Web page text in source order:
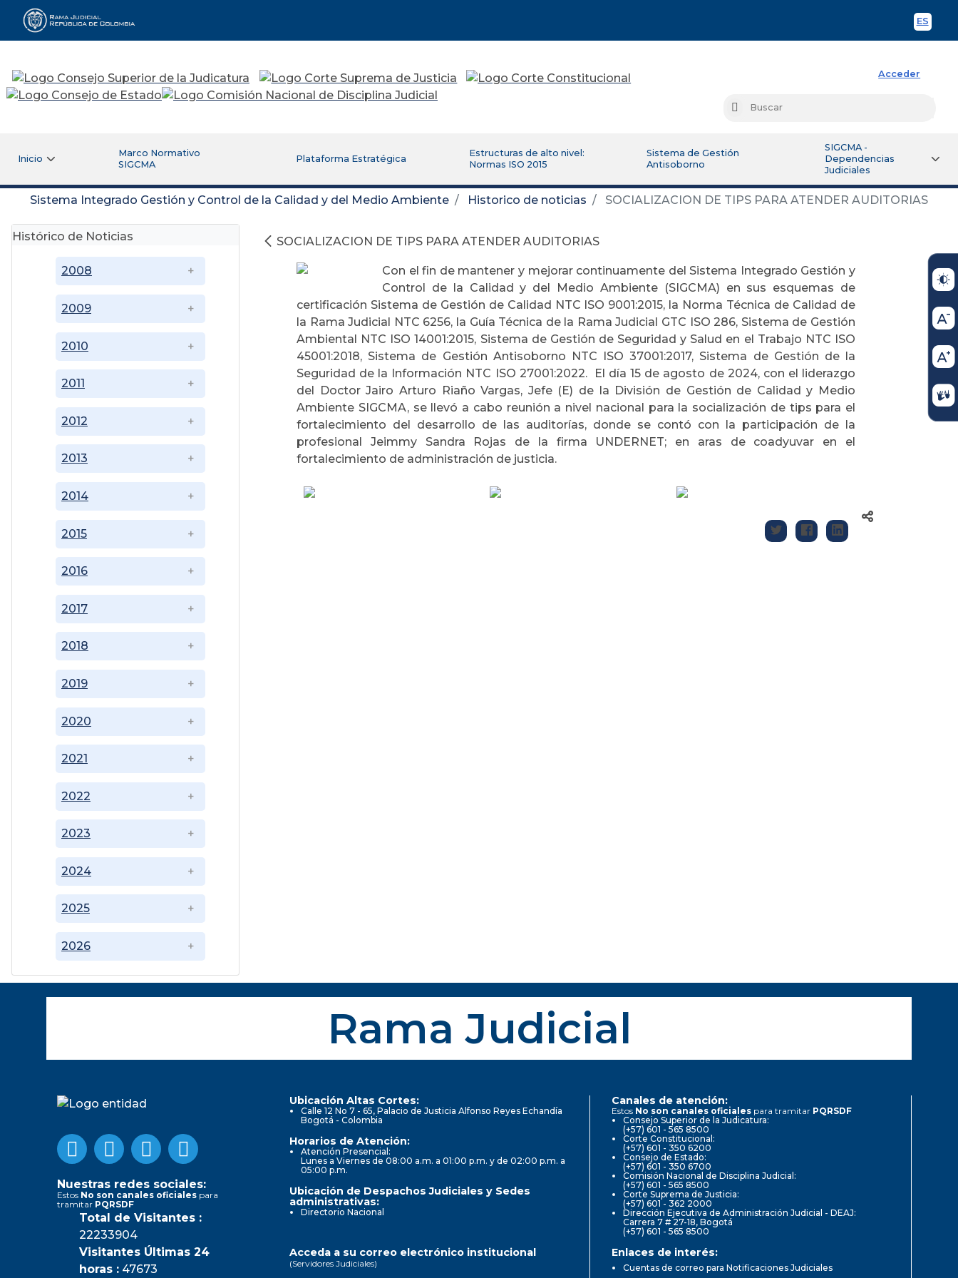
ES
Rama Judicial
Acceder
Buscar
Inicio
Marco Normativo
SIGCMA
Plataforma Estratégica
Estructuras de alto nivel:
Normas ISO 2015
Sistema de Gestión
Antisoborno
SIGCMA -
Dependencias
Judiciales
Sistema Integrado Gestión y Control de la Calidad y del Medio Ambiente Historico de noticias SOCIALIZACION DE TIPS PARA ATENDER AUDITORIAS
Histórico de Noticias
2008
2009
2010
2011
2012
2013
2014
2015
2016
2017
2018
2019
2020
2021
2022
2023
2024
2025
2026
SOCIALIZACION DE TIPS PARA ATENDER AUDITORIAS
Con el fin de mantener y mejorar continuamente del Sistema Integrado Gestión y
Control de la Calidad y del Medio Ambiente (SIGCMA) en sus esquemas de
certificación Sistema de Gestión de Calidad NTC ISO 9001:2015, la Norma Técnica de Calidad de
la Rama Judicial NTC 6256, la Guía Técnica de la Rama Judicial GTC ISO 286, Sistema de Gestión
Ambiental NTC ISO 14001:2015, Sistema de Gestión de Seguridad y Salud en el Trabajo NTC ISO
45001:2018, Sistema de Gestión Antisoborno NTC ISO 37001:2017, Sistema de Gestión de la
Seguridad de la Información NTC ISO 27001:2022. El día 15 de agosto de 2024, con el liderazgo
del Doctor Jairo Arturo Riaño Vargas, Jefe (E) de la División de Gestión de Calidad y Medio
Ambiente SIGCMA, se llevó a cabo reunión a nivel nacional para la socialización de tips para el
fortalecimiento del desarrollo de las auditorías, donde se contó con la participación de la
profesional Jeimmy Sandra Rojas de la firma UNDERNET; en aras de coadyuvar en el
fortalecimiento de administración de justicia.
Rama Judicial
Nuestras redes sociales:
Estos No son canales oficiales para
tramitar PQRSDF
Total de Visitantes :
22233904
Visitantes Últimas 24
horas : 47673
Ubicación Altas Cortes:
Calle 12 No 7 - 65, Palacio de Justicia Alfonso Reyes Echandía
Bogotá - Colombia
Horarios de Atención:
Atención Presencial:
Lunes a Viernes de 08:00 a.m. a 01:00 p.m. y de 02:00 p.m. a
05:00 p.m.
Ubicación de Despachos Judiciales y Sedes
administrativas:
Directorio Nacional
Canales de atención:
Estos No son canales oficiales para tramitar PQRSDF
Consejo Superior de la Judicatura:
(+57) 601 - 565 8500
Corte Constitucional:
(+57) 601 - 350 6200
Consejo de Estado:
(+57) 601 - 350 6700
Comisión Nacional de Disciplina Judicial:
(+57) 601 - 565 8500
Corte Suprema de Justicia:
(+57) 601 - 362 2000
Dirección Ejecutiva de Administración Judicial - DEAJ:
Carrera 7 # 27-18, Bogotá
(+57) 601 - 565 8500
Acceda a su correo electrónico institucional
(Servidores Judiciales)
Enlaces de interés:
Cuentas de correo para Notificaciones Judiciales